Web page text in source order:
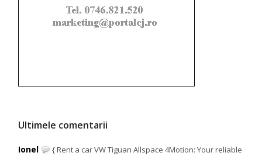
Ultimele comentarii
Ionel
{ Rent a car VW Tiguan Allspace 4Motion: Your reliable